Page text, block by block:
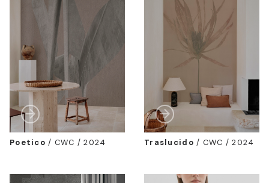
Poetico / CWC / 2024 Traslucido / CWC / 2024